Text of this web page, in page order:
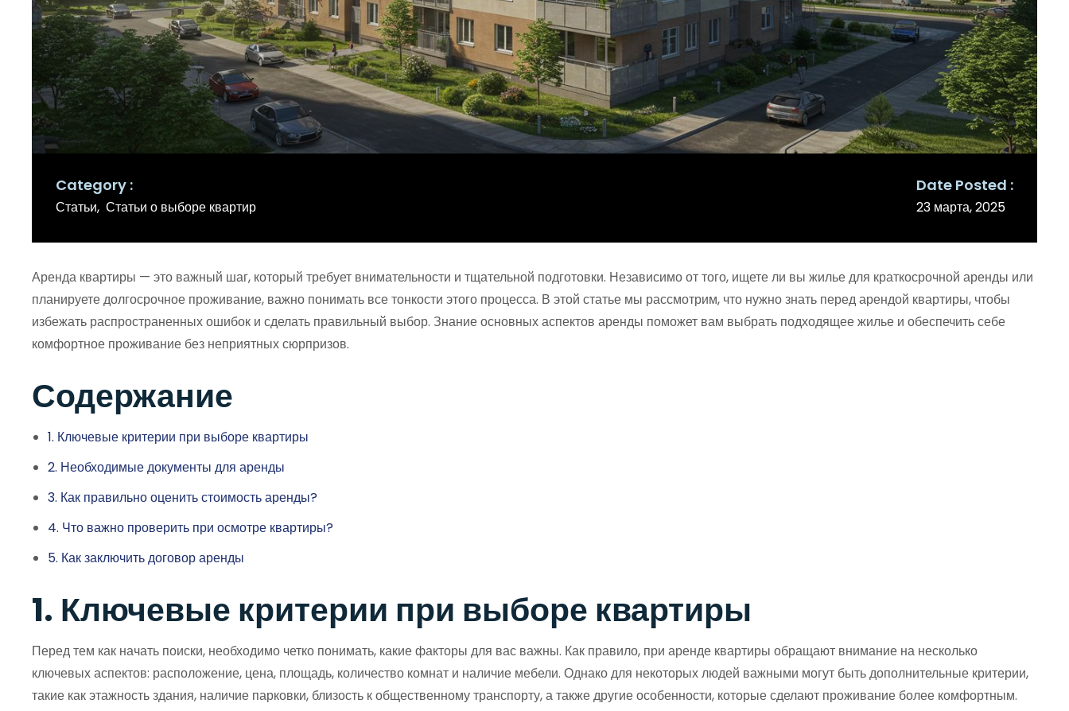
Category
Статьи Статьи о выборе квартир
Date Posted
23 марта, 2025
Аренда квартиры — это важный шаг, который требует внимательности и тщательной подготовки. Независимо от того, ищете ли вы жилье для краткосрочной аренды или
планируете долгосрочное проживание, важно понимать все тонкости этого процесса. В этой статье мы рассмотрим, что нужно знать перед арендой квартиры, чтобы
избежать распространенных ошибок и сделать правильный выбор. Знание основных аспектов аренды поможет вам выбрать подходящее жилье и обеспечить себе
комфортное проживание без неприятных сюрпризов.
Содержание
1. Ключевые критерии при выборе квартиры
2. Необходимые документы для аренды
3. Как правильно оценить стоимость аренды?
4. Что важно проверить при осмотре квартиры?
5. Как заключить договор аренды
1. Ключевые критерии при выборе квартиры
Перед тем как начать поиски, необходимо четко понимать, какие факторы для вас важны. Как правило, при аренде квартиры обращают внимание на несколько
ключевых аспектов: расположение, цена, площадь, количество комнат и наличие мебели. Однако для некоторых людей важными могут быть дополнительные критерии,
такие как этажность здания, наличие парковки, близость к общественному транспорту, а также другие особенности, которые сделают проживание более комфортным.